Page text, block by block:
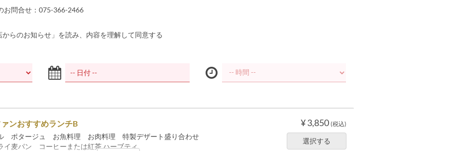
お問合せ：075-366-2466
からのお知らせ」を読み、内容を理解して同意する
¥ 3,850 (税込)
選択する
ンおすすめランチB
ポタージュ お魚料理 お肉料理 特製デザート盛り合わせ
イ麦パン コーヒーまたは紅茶,ハーブティ